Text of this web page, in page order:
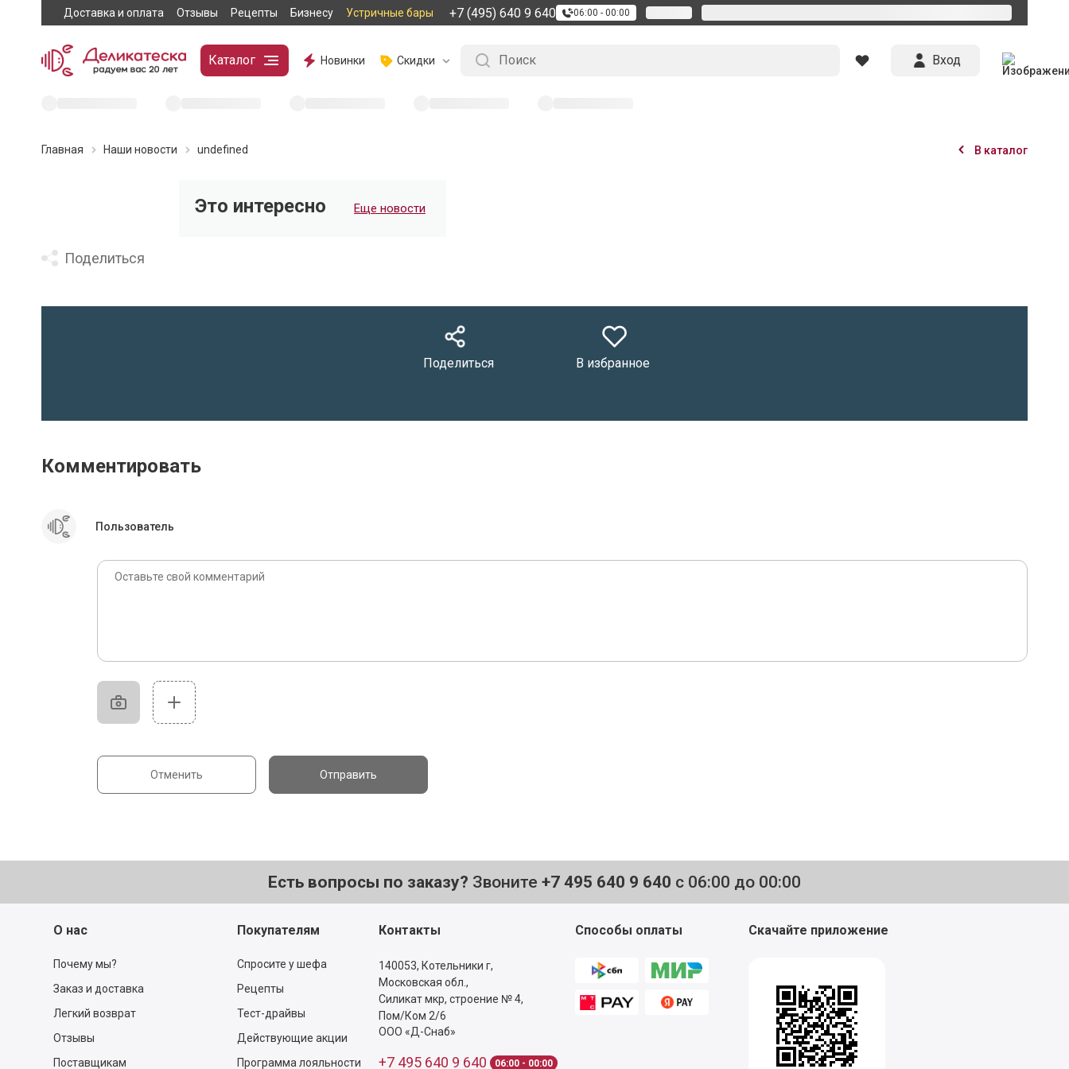
Доставка и оплата Отзывы Рецепты Бизнесу Устричные бары +7 (495) 640 9 640 06:00 - 00:00
Каталог Новинки Скидки Вход
Главная Наши новости undefined В каталог
Поделиться
Это интересно Еще новости
Поделиться В избранное
Комментировать
Пользователь
Отменить Отправить
Есть вопросы по заказу? Звоните +7 495 640 9 640 с 06:00 до 00:00
О нас
Почему мы?
Заказ и доставка
Легкий возврат
Отзывы
Поставщикам
Покупателям
Спросите у шефа
Рецепты
Тест-драйвы
Действующие акции
Программа лояльности
Контакты
140053, Котельники г,
Московская обл.,
Силикат мкр, строение № 4,
Пом/Ком 2/6
ООО «Д-Снаб»
+7 495 640 9 640 06:00 - 00:00
Способы оплаты Скачайте приложение